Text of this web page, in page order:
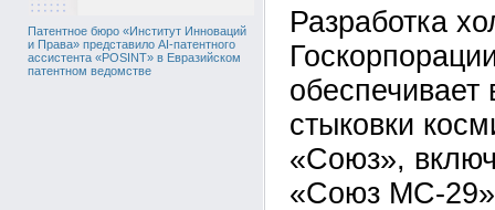
Патентное бюро «Институт Инноваций
и Права» представило AI-патентного
ассистента «POSINT» в Евразийском
патентном ведомстве
Разработка
обеспечивает
стыковки
«Союз»,
«Союз МС-